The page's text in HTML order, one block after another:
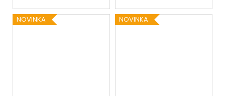
NOVINKA NOVINKA